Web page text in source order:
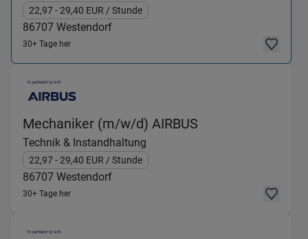
22,97- 29,40 EUR / Stunde
86707 Westendorf
30+ Tage her
Mechaniker (m/w/d) AIRBUS
Technik & Instandhaltung
22,97- 29,40 EUR / Stunde
86707 Westendorf
30+ Tage her